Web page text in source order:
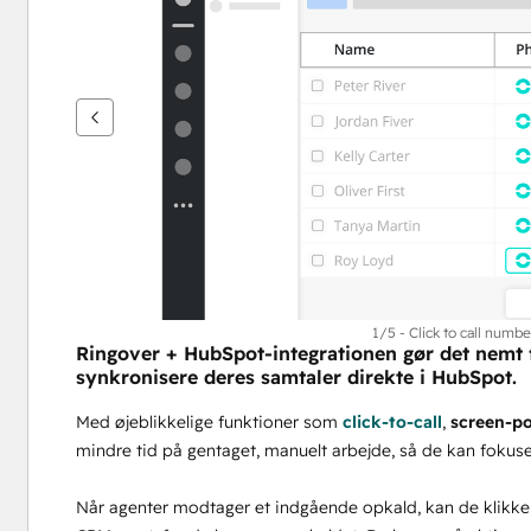
1/5 - Click to call
Ringover + HubSpot-integrationen gør det
synkronisere deres samtaler direkte i HubSpot.
Med øjeblikkelige funktioner som click-to-call, screen-
mindre tid på gentaget, manuelt arbejde, så de kan
Når agenter modtager et indgående opkald, kan de